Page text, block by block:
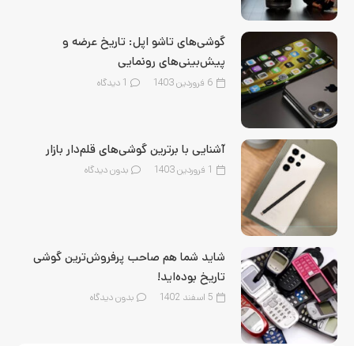
گوشی‌های تاشو اپل: تاریخ عرضه و
پیش‌بینی‌های رونمایی
6 فروردین 1403 1 دیدگاه
آشنایی با برترین گوشی‌های قلم‌‌دار بازار
1 فروردین 1403 بدون دیدگاه
شاید شما هم صاحب پرفروش‌ترین گوشی
تاریخ بوده‌اید!
5 اسفند 1402 بدون دیدگاه